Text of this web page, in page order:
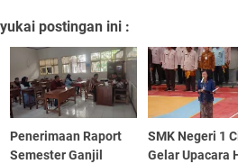
postingan ini :
Penerimaan Raport
Semester Ganjil
SMK Negeri 1
Gelar Upacara